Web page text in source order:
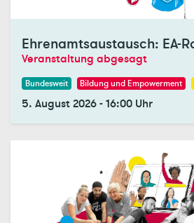
Veranstaltung abgesagt
Bundesweit Bildung und Empowerment
5. August 2026-16:00 Uhr